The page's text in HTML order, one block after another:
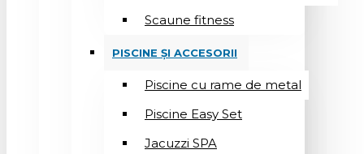
Scaune fitness
PISCINE ȘI ACCESORII
Piscine cu rame de metal
Piscine Easy Set
Jacuzzi SPA